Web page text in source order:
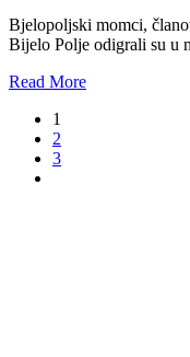
Bjelopoljski momci,
Bijelo Polje odigrali su u
Read More
1
2
3